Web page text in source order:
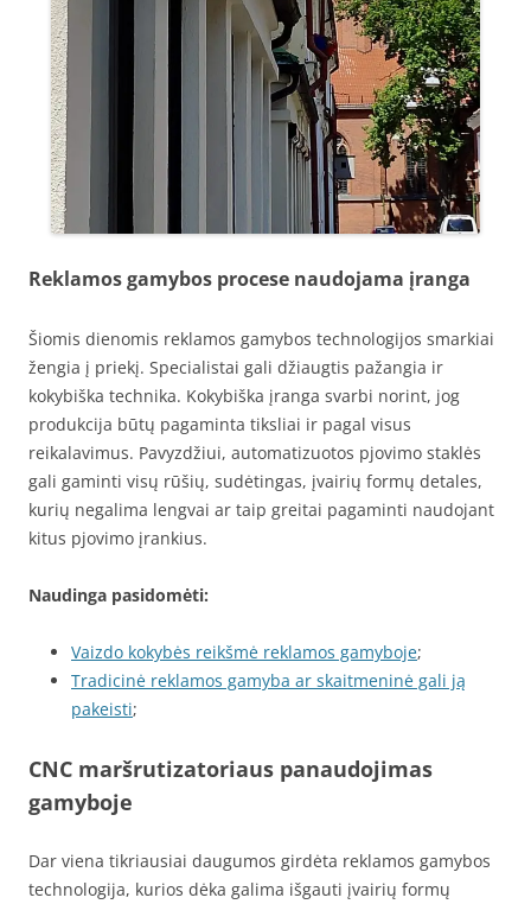
Reklamos gamybos procese naudojama įranga
Šiomis dienomis reklamos gamybos technologijos smarkiai
žengia į priekį. Specialistai gali džiaugtis pažangia ir
kokybiška technika. Kokybiška įranga svarbi norint, jog
produkcija būtų pagaminta tiksliai ir pagal visus
reikalavimus. Pavyzdžiui, automatizuotos pjovimo staklės
gali gaminti visų rūšių, sudėtingas, įvairių formų detales,
kurių negalima lengvai ar taip greitai pagaminti naudojant
kitus pjovimo įrankius.
Naudinga pasidomėti:
Vaizdo kokybės reikšmė reklamos gamyboje;
Tradicinė reklamos gamyba ar skaitmeninė gali ją
pakeisti;
CNC maršrutizatoriaus panaudojimas
gamyboje
Dar viena tikriausiai daugumos girdėta reklamos gamybos
technologija, kurios dėka galima išgauti įvairių formų